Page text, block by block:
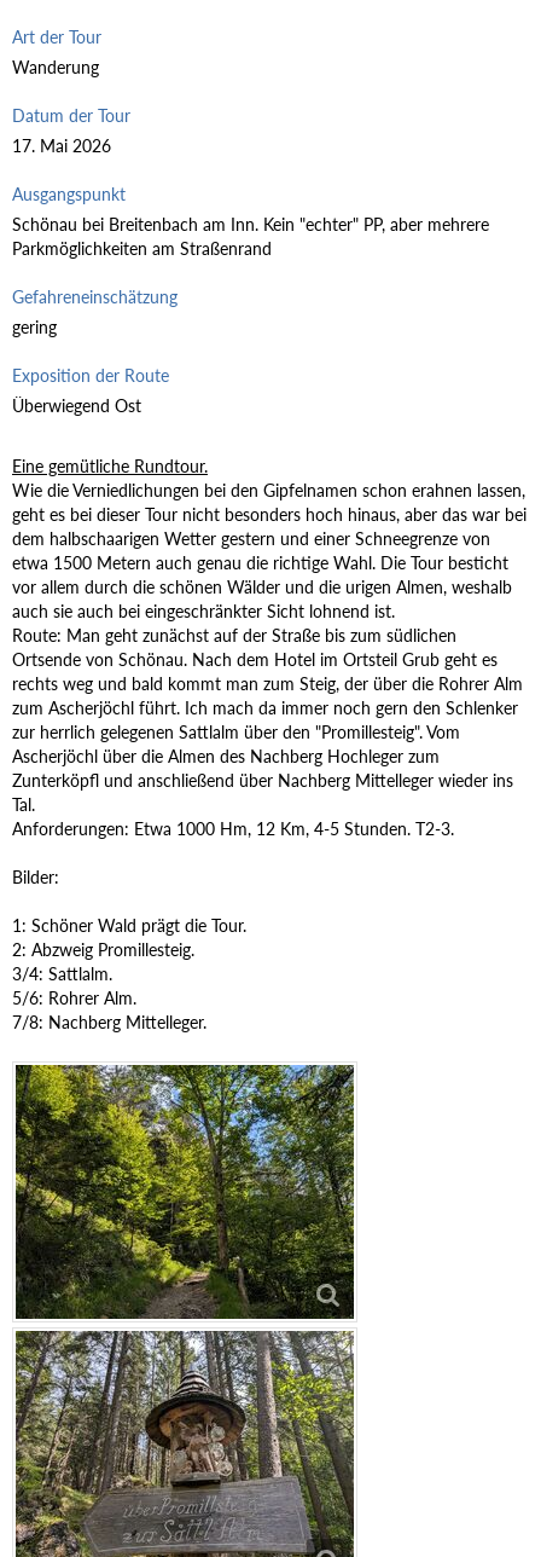
Art der Tour
Wanderung
Datum der Tour
17. Mai 2026
Ausgangspunkt
Schönau bei Breitenbach am Inn. Kein "echter" PP, aber mehrere
Parkmöglichkeiten am Straßenrand
Gefahreneinschätzung
gering
Exposition der Route
Überwiegend Ost
Eine gemütliche Rundtour.
Wie die Verniedlichungen bei den Gipfelnamen schon erahnen lassen,
geht es bei dieser Tour nicht besonders hoch hinaus, aber das war bei
dem halbschaarigen Wetter gestern und einer Schneegrenze von
etwa 1500 Metern auch genau die richtige Wahl. Die Tour besticht
vor allem durch die schönen Wälder und die urigen Almen, weshalb
auch sie auch bei eingeschränkter Sicht lohnend ist.
Route: Man geht zunächst auf der Straße bis zum südlichen
Ortsende von Schönau. Nach dem Hotel im Ortsteil Grub geht es
rechts weg und bald kommt man zum Steig, der über die Rohrer Alm
zum Ascherjöchl führt. Ich mach da immer noch gern den Schlenker
zur herrlich gelegenen Sattlalm über den "Promillesteig". Vom
Ascherjöchl über die Almen des Nachberg Hochleger zum
Zunterköpfl und anschließend über Nachberg Mittelleger wieder ins
Tal.
Anforderungen: Etwa 1000 Hm, 12 Km, 4-5 Stunden. T2-3.
Bilder:
1: Schöner Wald prägt die Tour.
2: Abzweig Promillesteig.
3/4: Sattlalm.
5/6: Rohrer Alm.
7/8: Nachberg Mittelleger.